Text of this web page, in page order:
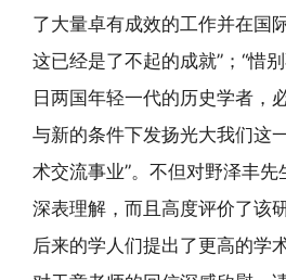
了大量卓有成效的工作并在国
这已经是了不起的成就”；“惜
日两国年轻一代的历史学者，
与新的条件下发扬光大我们这
术交流事业”。不但对野泽丰先
深表理解，而且高度评价了该
后来的学人们提出了更高的学